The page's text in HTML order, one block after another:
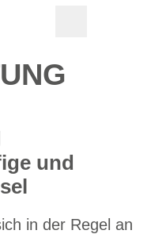
und
in der Regel an